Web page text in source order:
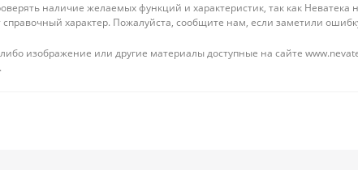
наличие желаемых функций и характеристик, так как
характер. Пожалуйста, сообщите нам, если заметили
либо изображение или другие материалы доступные на сайте
.